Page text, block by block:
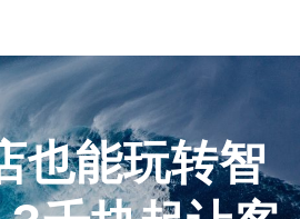
也能玩转智